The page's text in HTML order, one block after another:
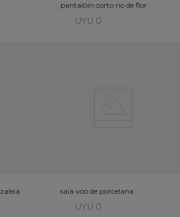
pantalóin corto rio de flor
UYU 0
saia voo de porcelana
UYU 0